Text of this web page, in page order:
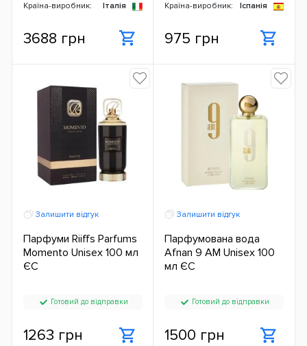
Країна-виробник: Італія
3688 грн
Країна-виробник: Іспанія
975 грн
Залишити відгук
Парфуми Riiffs Parfums
Momento Unisex 100 мл
ЄС
Готовий до відправки
1263 грн
Залишити відгук
Парфумована вода
Afnan 9 AM Unisex 100
мл ЄС
Готовий до відправки
1500 грн